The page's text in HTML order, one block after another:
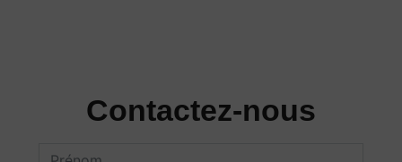
Contactez-nous